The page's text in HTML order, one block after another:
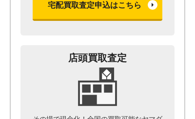
宅配買取査定申込はこちら
店頭買取査定